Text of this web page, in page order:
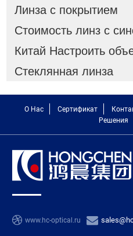
Линза с покрытием
Стоимость линз с
Китай Настроить
Стеклянная линза
О Нас Сертификат
Решения
www.hc-optical.ru